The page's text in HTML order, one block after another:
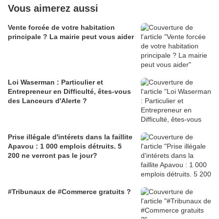
Vous aimerez aussi
Vente forcée de votre habitation
principale ? La mairie peut vous aider
Loi Waserman : Particulier et
Entrepreneur en Difficulté, êtes-vous
des Lanceurs d'Alerte ?
Prise illégale d'intérets dans la faillite
Apavou : 1 000 emplois détruits. 5
200 ne verront pas le jour?
#Tribunaux de #Commerce gratuits ?